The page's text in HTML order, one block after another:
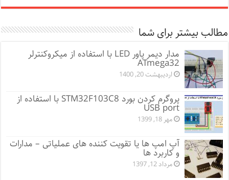
مطالب بیشتر برای شما
مدار دیمر پاور LED با استفاده از میکروکنترلر
ATmega32
اردیبهشت 20, 1400
پروگرم کردن بورد STM32F103C8 با استفاده از
USB port
مهر 18, 1399
آپ امپ ها یا تقویت کننده های عملیاتی – مدارات
و کاربرد ها
مرداد 12, 1397